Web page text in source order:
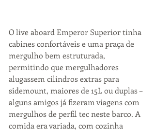
O live aboard Emperor Superior tinha
cabines confortáveis e uma praça de
mergulho bem estruturada,
permitindo que mergulhadores
alugassem cilindros extras para
sidemount, maiores de 15L ou duplas –
alguns amigos já fizeram viagens com
mergulhos de perfil tec neste barco. A
comida era variada, com cozinha